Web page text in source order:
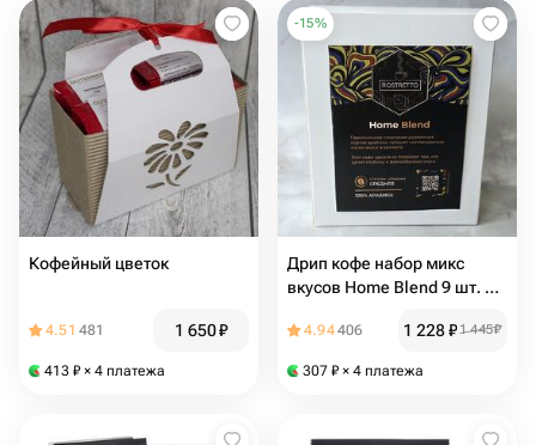
Кофейный цветок
4.51 481 1 650₽
413 ₽ × 4 платежа
-15%
Дрип кофе набор микс
вкусов Home Blend 9 шт. по
4.94406 1 228₽1 445₽
307 ₽ × 4 платежа